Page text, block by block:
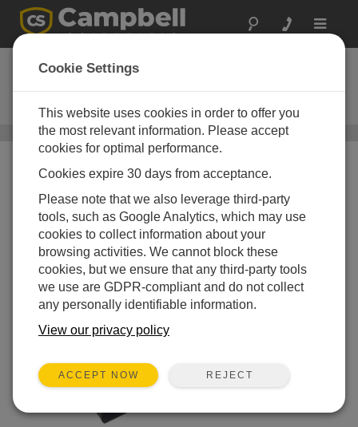
Toggle
AL200X
ALERTおよびALERT2モデムとセ
ンサーインターフェース
ナローバンドUHF/VHF無線/ AL200X
Cookie Settings
This website uses cookies in order to offer you
the most relevant information. Please accept
cookies for optimal performance.
Cookies expire 30 days from acceptance.
Please note that we also leverage third-party
tools, such as Google Analytics, which may use
cookies to collect information about your
browsing activities. We cannot block these
cookies, but we ensure that any third-party tools
we use are GDPR-compliant and do not collect
any personally identifiable information.
View our privacy policy
ACCEPT NOW REJECT